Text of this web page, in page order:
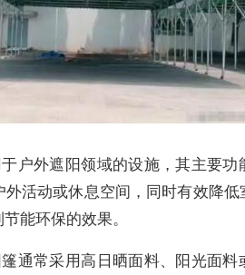
户外遮阳领域的设施，其主要功
活动或休息空间，同时有效降
能环保的效果。
通常采用高日晒面料、阳光面料